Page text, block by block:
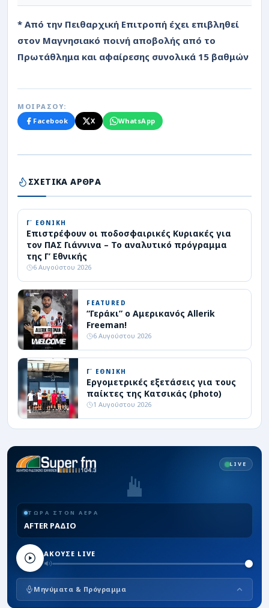
* Από την Πειθαρχική Επιτροπή έχει επιβληθεί
στον Μαγνησιακό ποινή αποβολής από το
Πρωτάθλημα και αφαίρεσης συνολικά 15 βαθμών
ΜΟΙΡΑΣΟΥ:
Facebook
X WhatsApp
ΣΧΕΤΙΚΑ ΑΡΘΡΑ
Γ΄ ΕΘΝΙΚΗ
Επιστρέφουν οι ποδοσφαιρικές Κυριακές για
τον ΠΑΣ Γιάννινα – Το αναλυτικό πρόγραμμα
της Γ’ Εθνικής
6 Αυγούστου 2026
FEATURED
“Γεράκι” ο Αμερικανός Allerik
Freeman!
6 Αυγούστου 2026
Γ΄ ΕΘΝΙΚΗ
Εργομετρικές εξετάσεις για τους
παίκτες της Κατσικάς (photo)
1 Αυγούστου 2026
LIVE
ΤΩΡΑ ΣΤΟΝ ΑΕΡΑ
AFTER ΡΑΔΙΟ
ΑΚΟΥΣΕ LIVE
Μηνύματα & Πρόγραμμα